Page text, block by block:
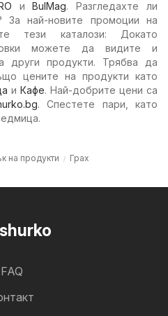
иBulMag. Разгледахте ли
За най-новите промоции на
тези каталози: Докато
можете да видите и
други продукти. Трябва да
цените на продукти като
и Кафе. Най-добрите цени са
. Спестете пари, като
на продукти Грах
FAQ